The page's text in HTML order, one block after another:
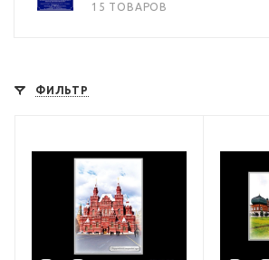
15 ТОВАРОВ
ФИЛЬТР